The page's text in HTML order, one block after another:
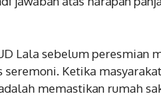
Lala sebelum peresmian
Ketika
memastikan rumah